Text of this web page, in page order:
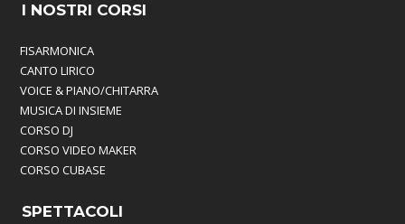
I NOSTRI CORSI
FISARMONICA
CANTO LIRICO
VOICE & PIANO/CHITARRA
MUSICA DI INSIEME
CORSO DJ
CORSO VIDEO MAKER
CORSO CUBASE
SPETTACOLI